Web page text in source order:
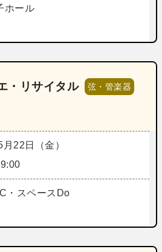
ホール
・リサイタル 弦・管楽器
22日（金）
・スペースDo